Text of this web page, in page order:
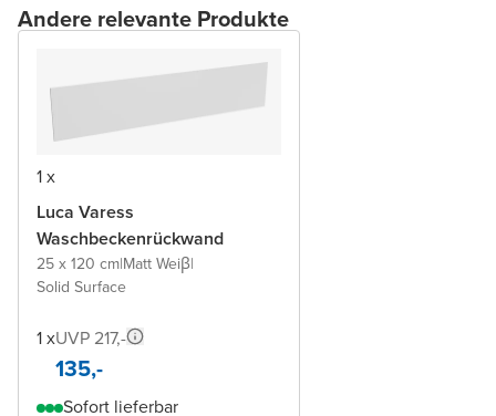
Andere relevante Produkte
1 x
Luca Varess
Waschbeckenrückwand
25 x 120 cm|Matt Weiβ|
Solid Surface
1 xUVP 217,-
135,-
Sofort lieferbar